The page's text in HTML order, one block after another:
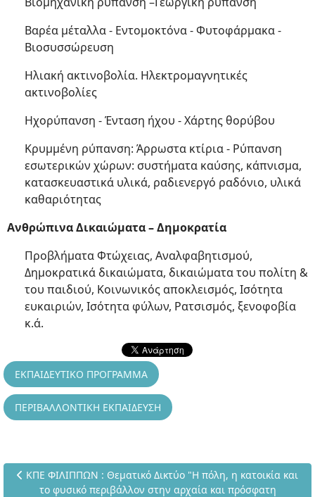
Βαρέα μέταλλα - Εντομοκτόνα - Φυτοφάρμακα -
Βιοσυσσώρευση
Ηλιακή ακτινοβολία. Ηλεκτρομαγνητικές
ακτινοβολίες
Ηχορύπανση - Ένταση ήχου - Χάρτης θορύβου
Κρυμμένη ρύπανση: Άρρωστα κτίρια - Ρύπανση
εσωτερικών χώρων: συστήματα καύσης, κάπνισμα,
κατασκευαστικά υλικά, ραδιενεργό ραδόνιο, υλικά
καθαριότητας
Ανθρώπινα Δικαιώματα – Δημοκρατία
Προβλήματα Φτώχειας, Αναλφαβητισμού,
Δημοκρατικά δικαιώματα, δικαιώματα του πολίτη &
του παιδιού, Κοινωνικός αποκλεισμός, Ισότητα
ευκαιριών, Ισότητα φύλων, Ρατσισμός, ξενοφοβία
κ.ά.
ΕΚΠΑΙΔΕΥΤΙΚΟ ΠΡΟΓΡΑΜΜΑ
ΠΕΡΙΒΑΛΛΟΝΤΙΚΗ ΕΚΠΑΙΔΕΥΣΗ
Προηγούμενο άρθρο: ΚΠΕ ΦΙΛΙΠΠΩΝ : Θεματικό Δικτύο "Η
ΚΠΕ ΦΙΛΙΠΠΩΝ : Θεματικό Δικτύο "Η πόλη, η κατοικία και
το φυσικό περιβάλλον στην αρχαία και πρόσφατη